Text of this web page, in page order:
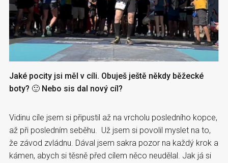
Jaké pocity jsi měl v cíli. Obuješ ještě někdy běžecké
boty? 🙂 Nebo sis dal nový cíl?
Vidinu cíle jsem si připustil až na vrcholu posledního kopce,
až při posledním seběhu. Už jsem si povolil myslet na to,
že závod zvládnu. Dával jsem sakra pozor na každý krok a
kámen, abych si těsně před cílem něco neudělal. Jak já si